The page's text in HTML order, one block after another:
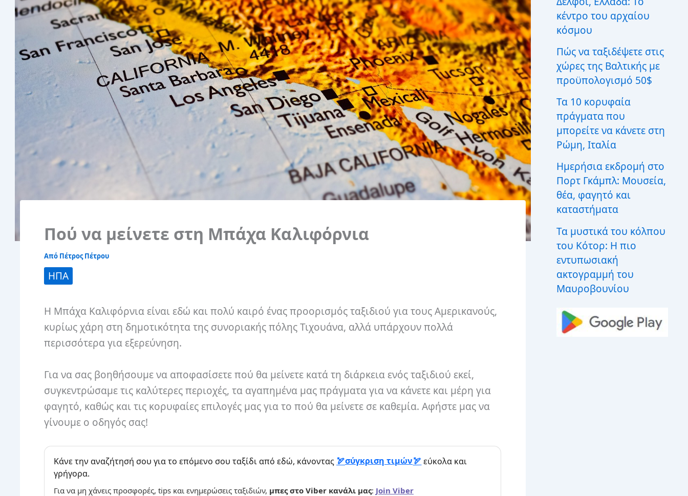
Πού να μείνετε στη Μπάχα Καλιφόρνια
Από Πέτρος Πέτρου
ΗΠΑ
Η Μπάχα Καλιφόρνια είναι εδώ και πολύ καιρό ένας προορισμός ταξιδιού για τους Αμερικανούς,
κυρίως χάρη στη δημοτικότητα της συνοριακής πόλης Τιχουάνα, αλλά υπάρχουν πολλά
περισσότερα για εξερεύνηση.
Για να σας βοηθήσουμε να αποφασίσετε πού θα μείνετε κατά τη διάρκεια ενός ταξιδιού εκεί,
συγκεντρώσαμε τις καλύτερες περιοχές, τα αγαπημένα μας πράγματα για να κάνετε και μέρη για
φαγητό, καθώς και τις κορυφαίες επιλογές μας για το πού θα μείνετε σε καθεμία. Αφήστε μας να
γίνουμε ο οδηγός σας!
Κάνε την αναζήτησή σου για το επόμενο σου ταξίδι από εδώ, κάνοντας σύγκριση τιμών
εύκολα και
γρήγορα.
Για να μη χάνεις προσφορές, tips και ενημερώσεις ταξιδιών, μπες στο Viber κανάλι μας: Join Viber
ι
α
κέντρο του αρχαίου
κόσμου
Πώς να ταξιδέψετε στις
χώρες της Βαλτικής με
προϋπολογισμό 50$
Τα 10 κορυφαία
πράγματα που
μπορείτε να κάνετε στη
Ρώμη, Ιταλία
Ημερήσια εκδρομή στο
Πορτ Γκάμπλ: Μουσεία,
θέα, φαγητό και
καταστήματα
Τα μυστικά του κόλπου
του Κότορ: Η πιο
εντυπωσιακή
ακτογραμμή του
Μαυροβουνίου